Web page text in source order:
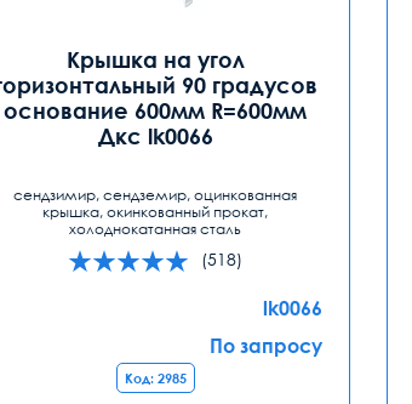
Крышка на угол
90 градусов
основание 600мм R=600мм
Дкс lk0066
сендзимир, сендземир, оцинкованная
крышка, окинкованный прокат,
холоднокатанная сталь
(518)
lk0066
По запросу
Код: 2985